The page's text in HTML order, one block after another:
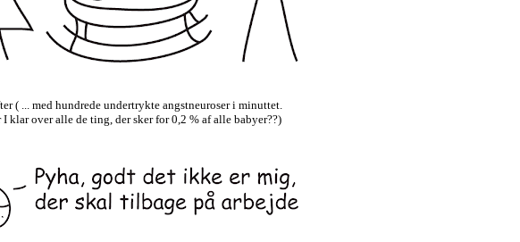
( ... med hundrede undertrykte angstneuroser i minuttet.
I klar over alle de ting, der sker for 0,2 % af alle babyer??)